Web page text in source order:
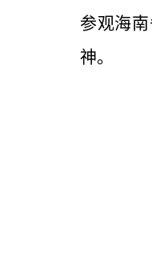
参观海
神。